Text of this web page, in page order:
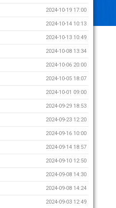
2024-10-19 17:00
2024-10-14 10:13
2024-10-13 10:49
2024-10-08 13:34
2024-10-06 20:00
2024-10-05 18:07
2024-10-01 09:00
2024-09-29 18:53
2024-09-23 12:20
2024-09-16 10:00
2024-09-14 18:57
2024-09-10 12:50
2024-09-08 14:30
2024-09-08 14:24
2024-09-03 12:49